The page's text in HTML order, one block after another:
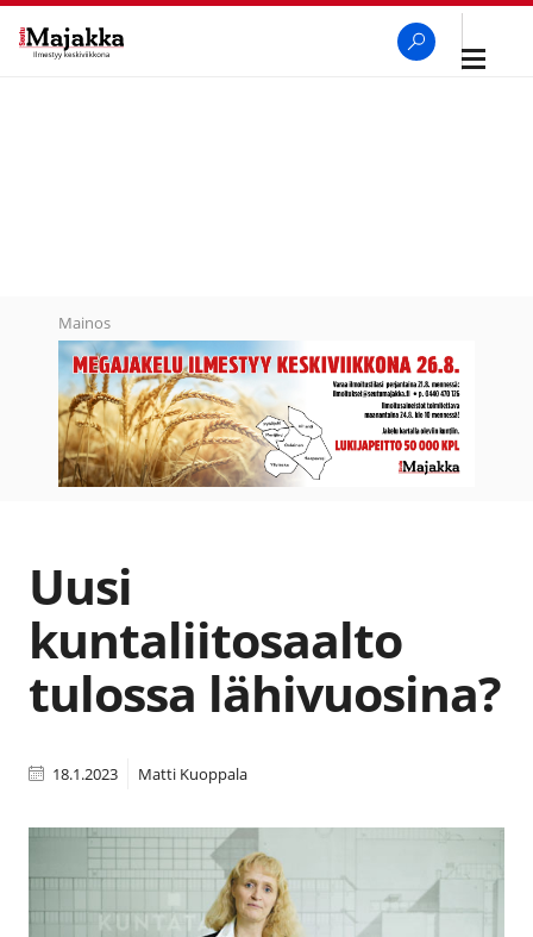
Avaa
Mainos
Uusi
kuntaliitosaalto
tulossa lähivuosina?
18.1.2023 Matti Kuoppala